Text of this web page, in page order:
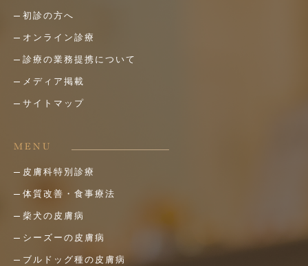
初診の方へ
オンライン診療
診療の業務提携について
メディア掲載
サイトマップ
MENU
皮膚科特別診療
体質改善・食事療法
柴犬の皮膚病
シーズーの皮膚病
ブルドッグ種の皮膚病